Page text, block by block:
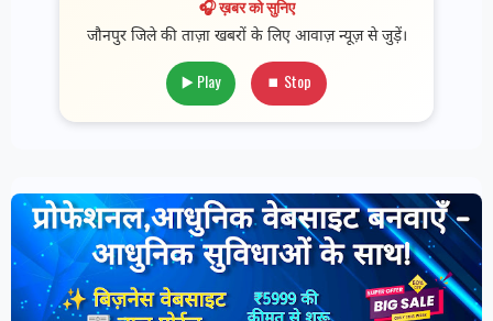
🎧 ख़बर को सुनिए
जौनपुर जिले की ताज़ा खबरों के लिए आवाज़ न्यूज़ से जुड़ें।
▶️ Play ⏹ Stop